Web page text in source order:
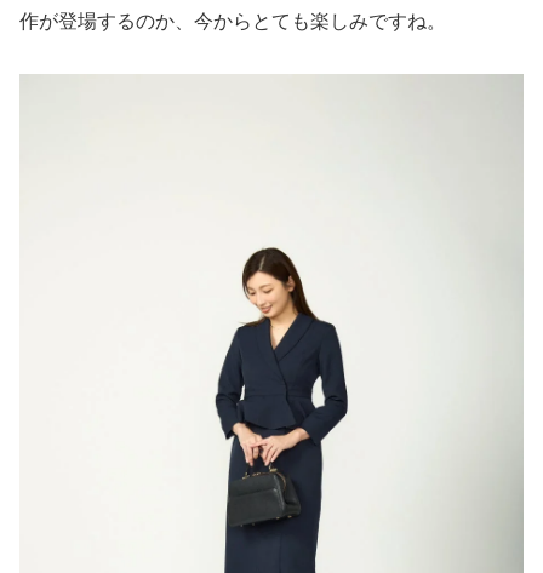
作が登場するのか、今からとても楽しみですね。